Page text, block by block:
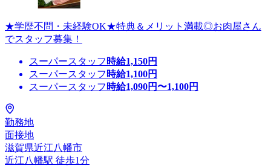
★学歴不問・未経験OK★特典＆メリット満載◎お肉屋さん
でスタッフ募集！
スーパースタッフ 時給1,150円
スーパースタッフ 時給1,100円
スーパースタッフ 時給1,090円〜1,100円
勤務地
面接地
滋賀県近江八幡市
近江八幡駅 徒歩1分